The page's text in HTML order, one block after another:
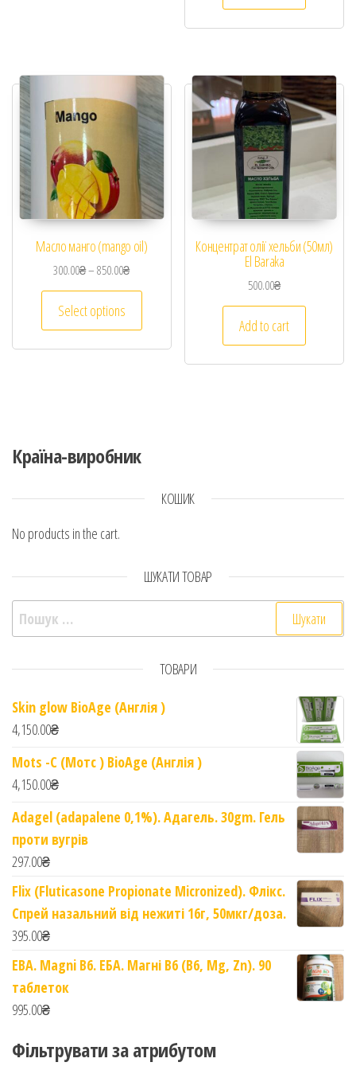
Масло манго (mango oil)
300.00₴–850.00₴
Select options
Концентрат олії хельби (50мл)
El Baraka
500.00₴
Add to cart
Країна-виробник
КОШИК
No products in the cart.
ШУКАТИ ТОВАР
Пошук:
ТОВАРИ
Skin glow BioAge (Англія )
4,150.00₴
Mots -C (Мотс ) BioAge (Англія )
4,150.00₴
Adagel (adapalene 0,1%). Адагель. 30gm. Гель
проти вугрів
297.00₴
Flix (Fluticasone Propionate Micronized). Флікс.
Спрей назальний від нежиті 16г, 50мкг/доза.
395.00₴
EBA. Magni B6. ЕБА. Магні B6 (B6, Mg, Zn). 90
таблеток
995.00₴
Фільтрувати за атрибутом